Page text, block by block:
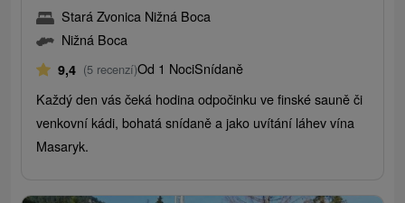
Stará Zvonica Nižná Boca
Nižná Boca
9,4 (5 recenzí)Od 1 NociSnídaně
Každý den vás čeká hodina odpočinku ve finské sauně či
venkovní kádi, bohatá snídaně a jako uvítání láhev vína
Masaryk.